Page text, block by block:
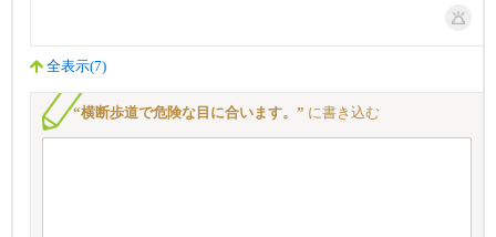
全表示(7)
“横断歩道で危険な目に合います。” に書き込む